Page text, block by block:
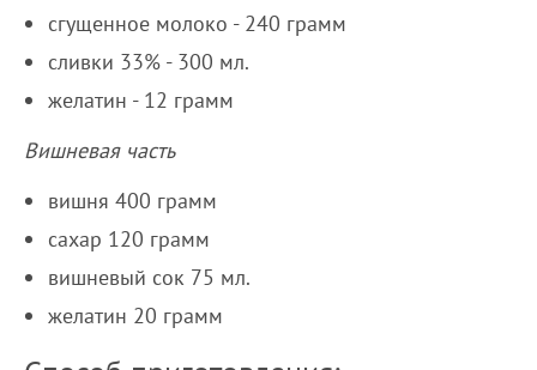
сгущенное молоко - 240 грамм
сливки 33% - 300 мл.
желатин - 12 грамм
Вишневая часть
вишня 400 грамм
сахар 120 грамм
вишневый сок 75 мл.
желатин 20 грамм